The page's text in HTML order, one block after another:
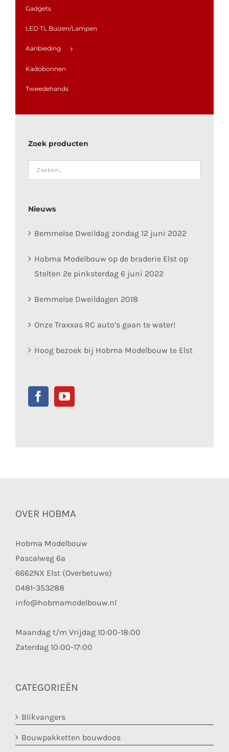
Gadgets
LED TL Buizen/Lampen
Aanbieding
Kadobonnen
Tweedehands
Zoek producten
Nieuws
Bemmelse Dweildag zondag 12 juni 2022
Hobma Modelbouw op de braderie Elst op
Stelten 2e pinksterdag 6 juni 2022
Bemmelse Dweildagen 2018
Onze Traxxas RC auto’s gaan te water!
Hoog bezoek bij Hobma Modelbouw te Elst
OVER HOBMA
Hobma Modelbouw
Pascalweg 6a
6662NX Elst (Overbetuwe)
0481-353288
info@hobmamodelbouw.nl
Maandag t/m Vrijdag 10:00-18:00
Zaterdag 10:00-17:00
CATEGORIEËN
Blikvangers
Bouwpakketten bouwdoos